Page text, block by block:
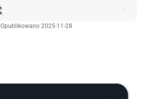
Opublikowano 2025-11-28